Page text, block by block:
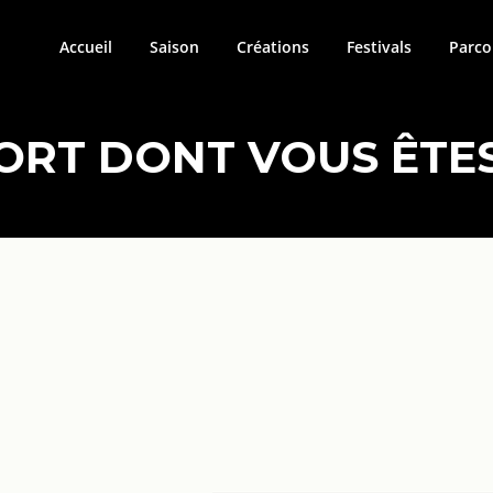
Accueil Saison Créations Festivals
DONT VOUS